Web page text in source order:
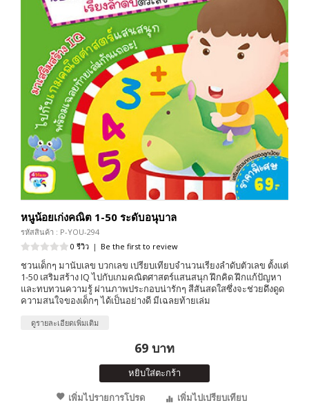
หนูน้อยเก่งคณิต 1-50 ระดับอนุบาล
รหัสสินค้า : P-YOU-294
0 รีวิว | Be the first to review
ชวนเด็กๆ มานับเลข บวกเลข เปรียบเทียบจำนวนเรียงลำดับตัวเลข ตั้งแต่
1-50 เสริมสร้าง IQ ไปกับเกมคณิตศาสตร์แสนสนุก ฝึกคิด ฝึกแก้ปัญหา
และทบทวนความรู้ ผ่านภาพประกอบน่ารักๆ สีสันสดใสซึ่งจะช่วยดึงดูด
ความสนใจของเด็กๆ ได้เป็นอย่างดี มีเฉลยท้ายเล่ม
ดูรายละเอียดเพิ่มเติม
69 บาท
หยิบใส่ตะกร้า
เพิ่มไปรายการโปรด
เพิ่มไปเปรียบเทียบ